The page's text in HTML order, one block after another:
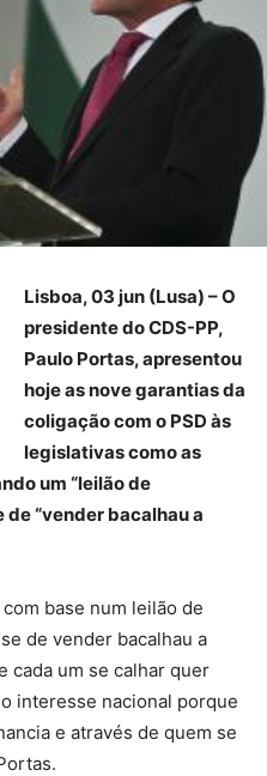
Lisboa, 03 jun (Lusa) – O
presidente do CDS-PP,
Paulo Portas, apresentou
hoje as nove garantias da
coligação com o PSD às
legislativas como as
um “leilão de
de “vender bacalhau a
base num leilão de
de vender bacalhau a
cada um se calhar quer
interesse nacional porque
e através de quem se